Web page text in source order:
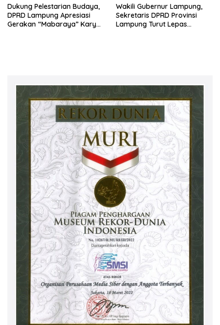
Dukung Pelestarian Budaya,
DPRD Lampung Apresiasi
Gerakan “Mabaraya” Karya
Wakili Gubernur Lampung,
Sekretaris DPRD Provinsi
Lampung Turut Lepas